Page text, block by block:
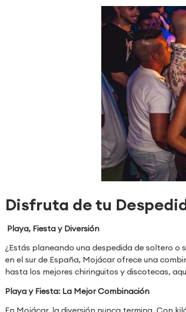
Disfruta de tu
Playa, Fiesta y Diversión
¿Estás planeando una despedida de soltero o
en el sur de España, Mojácar ofrece una
hasta los mejores chiringuitos y discotecas,
Playa y Fiesta: La Mejor Combinación